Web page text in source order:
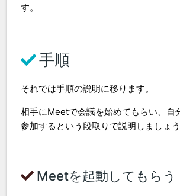
す。
手順
それでは手順の説明に移ります。
相手にMeetで会議を始めてもらい、自
参加するという段取りで説明しましょう
Meetを起動してもらう